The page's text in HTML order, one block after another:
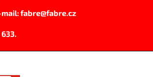
il:fabre@fabre.cz